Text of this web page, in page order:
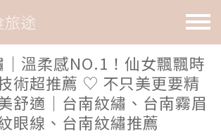
｜溫柔感NO.1！仙女飄飄時
術超推薦 ♡ 不只美更要精
舒適｜台南紋繡、台南霧眉
眼線、台南紋繡推薦